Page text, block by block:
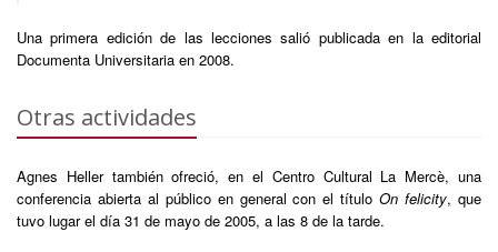
Una primera edición de las lecciones salió publicada en la editorial
Documenta Universitaria en 2008.
Otras actividades
Agnes Heller también ofreció, en el Centro Cultural La Mercè, una
conferencia abierta al público en general con el títuloOn felicity, que
tuvo lugar el día 31 de mayo de 2005, a las 8 de la tarde.